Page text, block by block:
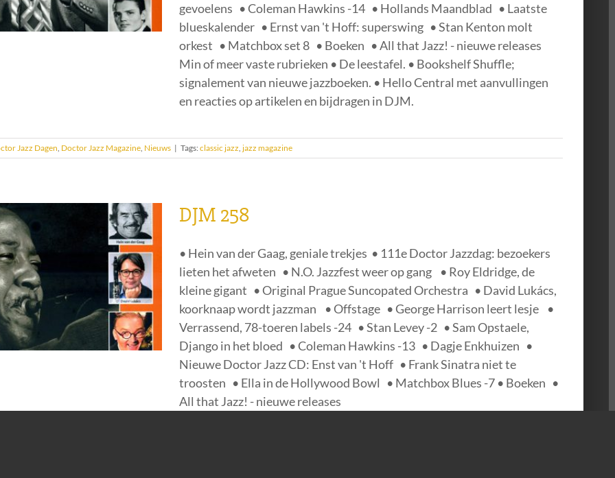
gevoelens • Coleman Hawkins -14 • Hollands Maandblad • Laatste
blueskalender • Ernst van 't Hoff: superswing • Stan Kenton molt
orkest • Matchbox set 8 • Boeken • All that Jazz! - nieuwe releases
Min of meer vaste rubrieken • De leestafel. • Bookshelf Shuffle;
signalement van nieuwe jazzboeken. • Hello Central met aanvullingen
en reacties op artikelen en bijdragen in DJM.
Jazz Dagen, Doctor Jazz Magazine, Nieuws | Tags:classic jazz, jazz magazine
DJM 258
• Hein van der Gaag, geniale trekjes • 111e Doctor Jazzdag: bezoekers
lieten het afweten • N.O. Jazzfest weer op gang • Roy Eldridge, de
kleine gigant • Original Prague Suncopated Orchestra • David Lukács,
koorknaap wordt jazzman • Offstage • George Harrison leert lesje •
Verrassend, 78-toeren labels -24 • Stan Levey -2 • Sam Opstaele,
Django in het bloed • Coleman Hawkins -13 • Dagje Enkhuizen •
Nieuwe Doctor Jazz CD: Enst van 't Hoff • Frank Sinatra niet te
troosten • Ella in de Hollywood Bowl • Matchbox Blues -7 • Boeken •
All that Jazz! - nieuwe releases